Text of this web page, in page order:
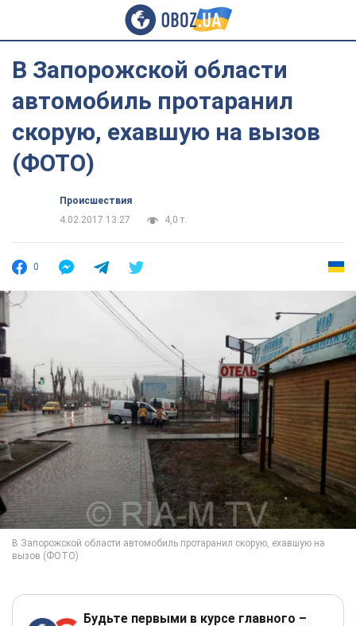
В Запорожской области
автомобиль протаранил
скорую, ехавшую на вызов
(ФОТО)
Происшествия
4.02.2017 13:27
4,0 т.
0
Будьте первыми в курсе главного –